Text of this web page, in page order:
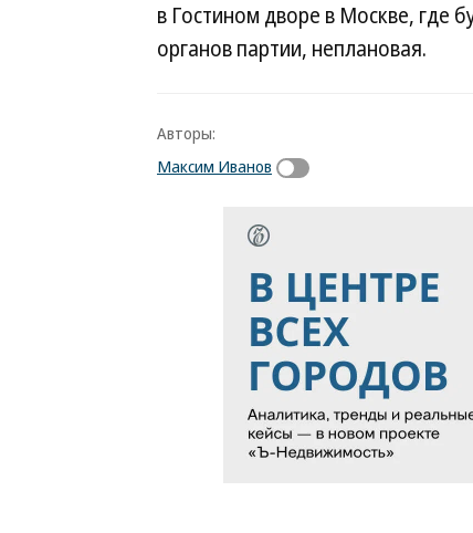
в Гостином дворе в Москве, где
органов партии, неплановая.
Авторы:
Максим Иванов